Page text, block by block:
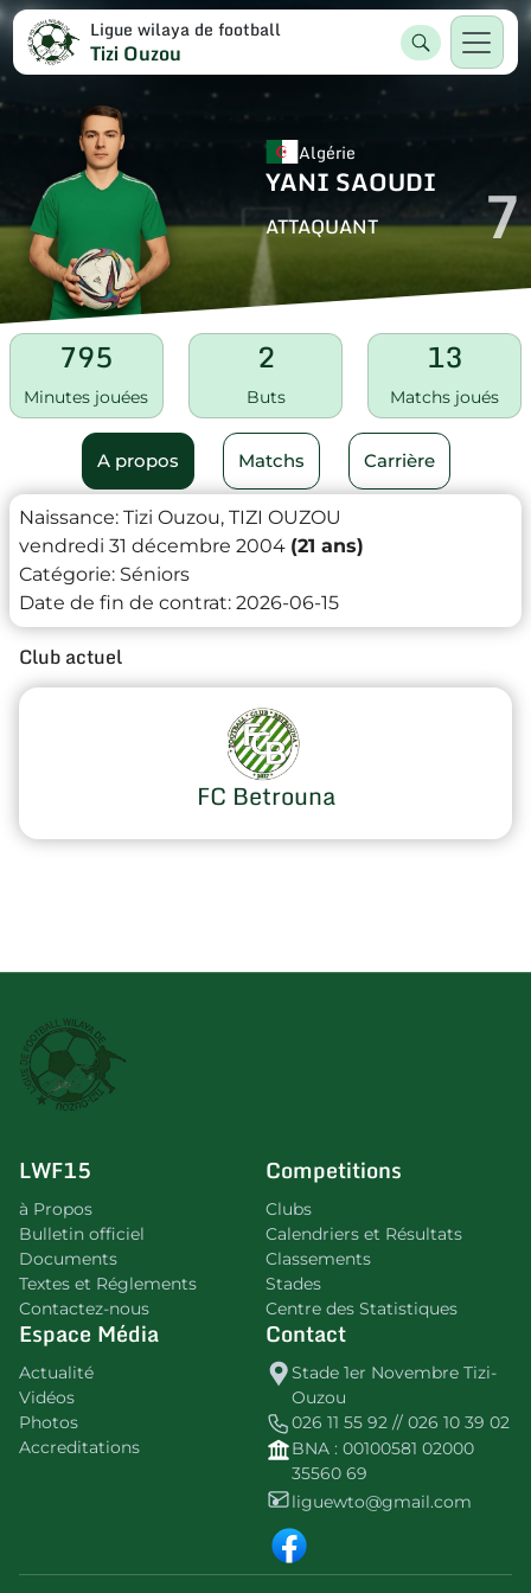
Ligue wilaya de football
Tizi Ouzou
Algérie
YANI SAOUDI
ATTAQUANT 7
795
Minutes jouées
2
Buts
13
Matchs joués
A propos Matchs Carrière
Naissance: Tizi Ouzou, TIZI OUZOU
vendredi 31 décembre 2004 (21 ans)
Catégorie: Séniors
Date de fin de contrat: 2026-06-15
Club actuel
FC Betrouna
LWF15
à Propos
Bulletin officiel
Documents
Textes et Réglements
Contactez-nous
Competitions
Clubs
Calendriers et Résultats
Classements
Stades
Centre des Statistiques
Espace Média
Actualité
Vidéos
Photos
Accreditations
Contact
Stade 1er Novembre Tizi-
Ouzou
026 11 55 92 // 026 10 39 02
BNA : 00100581 02000
35560 69
liguewto@gmail.com